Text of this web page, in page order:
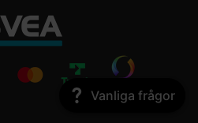
Vanliga frågor